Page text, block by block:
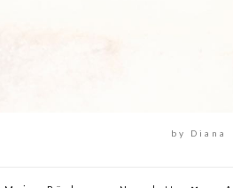
by Diana